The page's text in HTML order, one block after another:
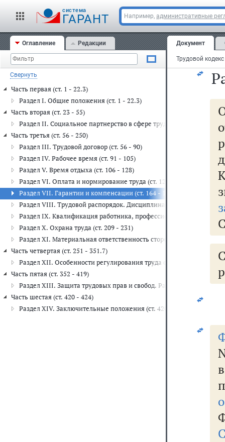
cистема
ГАРАНТ Например, административные
Оглавление Редакции
Свернуть
Часть первая (ст. 1 - 22.3)
Раздел I. Общие положения (ст. 1 - 22.3)
Часть вторая (ст. 23 - 55)
Раздел II. Социальное партнерство в сфере труда (ст. 23 - 55)
Часть третья (ст. 56 - 250)
Раздел III. Трудовой договор (ст. 56 - 90)
Раздел IV. Рабочее время (ст. 91 - 105)
Раздел V. Время отдыха (ст. 106 - 128)
Раздел VI. Оплата и нормирование труда (ст. 129 - 163)
Раздел VII. Гарантии и компенсации (ст. 164 - 188)
Раздел VIII. Трудовой распорядок. Дисциплина труда (ст. 189 - 195)
Раздел IX. Квалификация работника, профессиональный
Раздел X. Охрана труда (ст. 209 - 231)
Раздел XI. Материальная ответственность сторон трудового
Часть четвертая (ст. 251 - 351.7)
Раздел XII. Особенности регулирования труда отдельных
Часть пятая (ст. 352 - 419)
Раздел XIII. Защита трудовых прав и свобод. Рассмотрение и
Часть шестая (ст. 420 - 424)
Раздел XIV. Заключительные положения (ст. 420 - 424)
Документ